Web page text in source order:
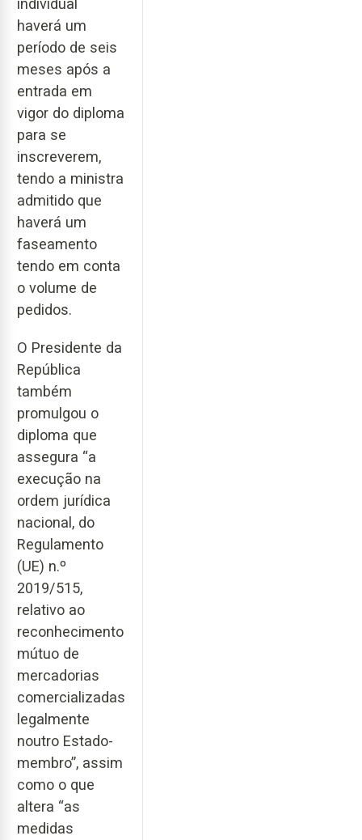
individual
haverá um
período de seis
meses após a
entrada em
vigor do diploma
para se
inscreverem,
tendo a ministra
admitido que
haverá um
faseamento
tendo em conta
o volume de
pedidos.
O Presidente da
República
também
promulgou o
diploma que
assegura “a
execução na
ordem jurídica
nacional, do
Regulamento
(UE) n.º
2019/515,
relativo ao
reconhecimento
mútuo de
mercadorias
comercializadas
legalmente
noutro Estado-
membro”, assim
como o que
altera “as
medidas